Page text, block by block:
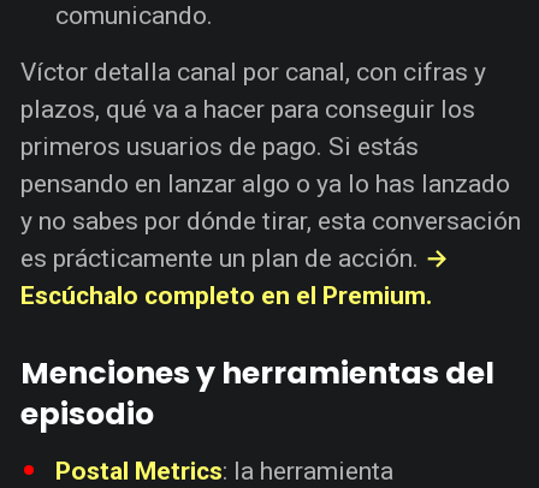
comunicando.
Víctor detalla canal por canal, con cifras y
plazos, qué va a hacer para conseguir los
primeros usuarios de pago. Si estás
pensando en lanzar algo o ya lo has lanzado
y no sabes por dónde tirar, esta conversación
es prácticamente un plan de acción. →
Escúchalo completo en el Premium.
Menciones y herramientas del
episodio
Postal Metrics: la herramienta